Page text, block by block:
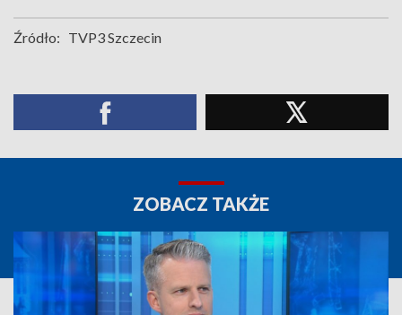
Źródło: TVP3 Szczecin
ZOBACZ TAKŻE